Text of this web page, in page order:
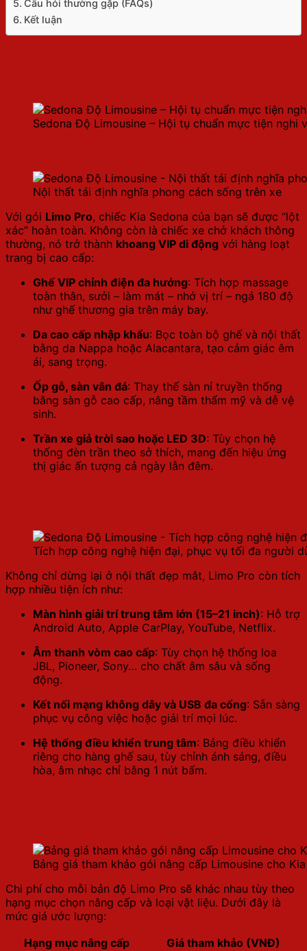
Câu hỏi thường gặp (FAQs)
Kết luận
Sedona Độ Limousine – Hội tụ chuẩn mực tiện nghi
Nội thất tái định nghĩa phong cách sống trên xe
Với gói Limo Pro, chiếc Kia Sedona của bạn sẽ được “lột
xác” hoàn toàn. Không còn là chiếc xe chở khách thông
thường, nó trở thành khoang VIP di động với hàng loạt
trang bị cao cấp:
Ghế VIP chỉnh điện đa hướng: Tích hợp massage
toàn thân, sưởi – làm mát – nhớ vị trí – ngả 180 độ
như ghế thương gia trên máy bay.
Da cao cấp nhập khẩu: Bọc toàn bộ ghế và nội thất
bằng da Nappa hoặc Alacantara, tạo cảm giác êm
ái, sang trọng.
Ốp gỗ, sàn vân đá: Thay thế sàn nỉ truyền thống
bằng sàn gỗ cao cấp, nâng tầm thẩm mỹ và dễ vệ
sinh.
Trần xe giả trời sao hoặc LED 3D: Tùy chọn hệ
thống đèn trần theo sở thích, mang đến hiệu ứng
thị giác ấn tượng cả ngày lẫn đêm.
Tích hợp công nghệ hiện đại, phục vụ tối đa người
Không chỉ dừng lại ở nội thất đẹp mắt, Limo Pro còn tích
hợp nhiều tiện ích như:
Màn hình giải trí trung tâm lớn (15–21 inch): Hỗ trợ
Android Auto, Apple CarPlay, YouTube, Netflix.
Âm thanh vòm cao cấp: Tùy chọn hệ thống loa
JBL, Pioneer, Sony… cho chất âm sâu và sống
động.
Kết nối mạng không dây và USB đa cổng: Sẵn sàng
phục vụ công việc hoặc giải trí mọi lúc.
Hệ thống điều khiển trung tâm: Bảng điều khiển
riêng cho hàng ghế sau, tùy chỉnh ánh sáng, điều
hòa, âm nhạc chỉ bằng 1 nút bấm.
Bảng giá tham khảo gói nâng cấp Limousine cho
Chi phí cho mỗi bản độ Limo Pro sẽ khác nhau tùy theo
hạng mục chọn nâng cấp và loại vật liệu. Dưới đây là
mức giá ước lượng:
Hạng mục nâng cấp
Giá tham khảo (VNĐ)